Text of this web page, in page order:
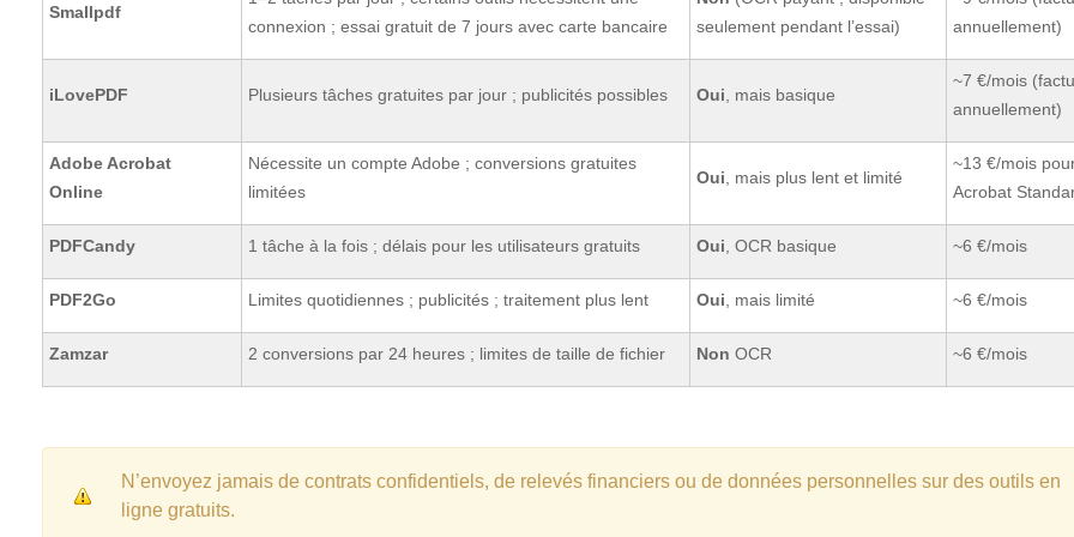
Smallpdf
connexion ; essai gratuit de 7 jours avec carte bancaire
seulement pendant l’essai)
annuellement)
iLovePDF Plusieurs tâches gratuites par jour ; publicités possibles Oui , mais basique
~7 €/mois
annuellement)
Adobe Acrobat
Online
Nécessite un compte Adobe ; conversions gratuites
limitées
Oui , mais plus lent et limité
~13 €/mois
Acrobat
PDFCandy 1 tâche à la fois ; délais pour les utilisateurs gratuits Oui , OCR basique ~6 €/mois
PDF2Go Limites quotidiennes ; publicités ; traitement plus lent Oui , mais limité ~6 €/mois
Zamzar 2 conversions par 24 heures ; limites de taille de fichier Non OCR ~6 €/mois
N’envoyez jamais de contrats confidentiels, de relevés financiers ou de données personnelles sur des outils en
ligne gratuits.